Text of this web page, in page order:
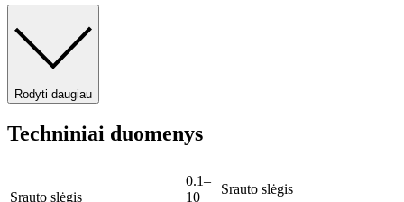
Rodyti daugiau
Techniniai duomenys
Srauto slėgis
0.1–
10
Srauto slėgis